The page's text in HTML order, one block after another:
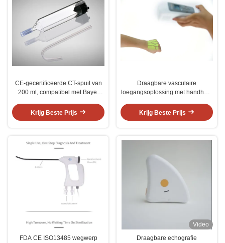
CE-gecertificeerde CT-spuit van
200 ml, compatibel met Bayer
Krijg Beste Prijs
Draagbare vasculaire
toegangsoplossing met handheld
adervisualisatiesysteem
Krijg Beste Prijs
FDA CE ISO13485 wegwerp
Video
Draagbare echografie